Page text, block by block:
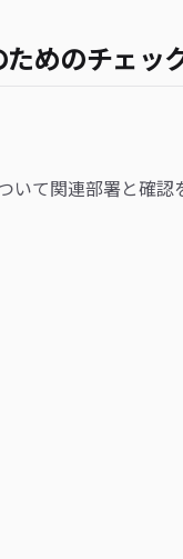
めのチェッ
て関連部署と確認